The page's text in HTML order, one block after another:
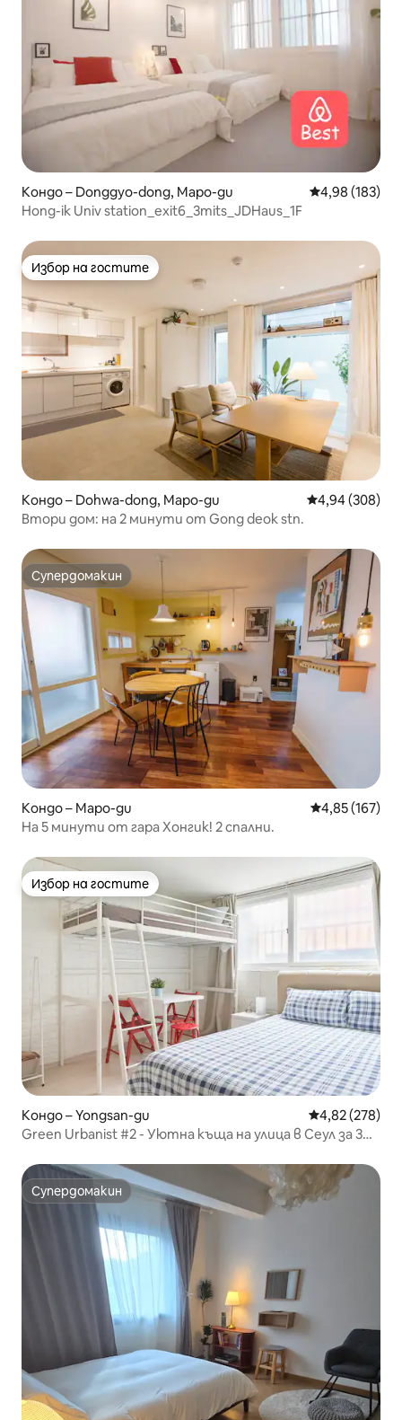
Кондо – Donggyo-dong, Mapo-gu Средна
4,98 (183)
Hong-ik Univ station_exit6_3mits_JDHaus_1F
Избор на гостите
Избор на гостите
Кондо – Dohwa-dong, Mapo-gu Средна
4,94 (308)
Втори дом: на 2 минути от Gong deok stn.
Супердомакин
Супердомакин
Кондо – Mapo-gu Средна
4,85 (167)
На 5 минути от гара Хонгик! 2 спални.
Избор на гостите
Избор на гостите
Кондо – Yongsan-gu Средна
4,82 (278)
Green Urbanist #2 - Уютна къща на улица в Сеул за 3
Супердомакин
Супердомакин